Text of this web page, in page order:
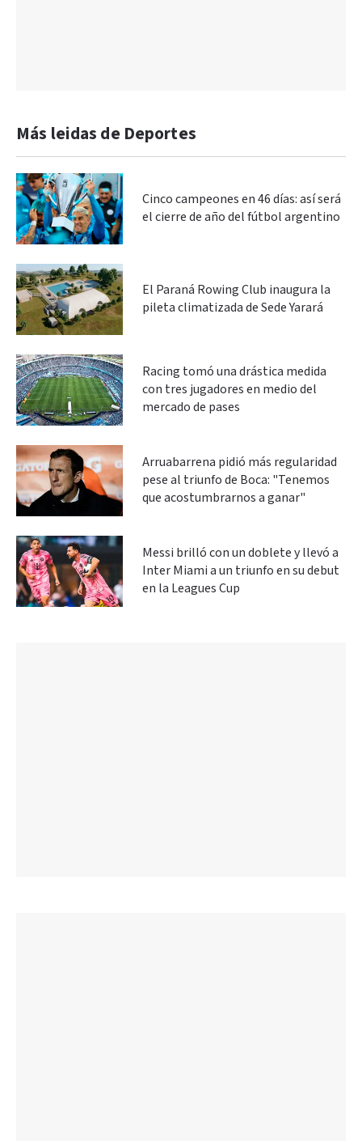
Más leidas de Deportes
Cinco campeones en 46 días: así será
el cierre de año del fútbol argentino
El Paraná Rowing Club inaugura la
pileta climatizada de Sede Yarará
Racing tomó una drástica medida
con tres jugadores en medio del
mercado de pases
Arruabarrena pidió más regularidad
pese al triunfo de Boca: "Tenemos
que acostumbrarnos a ganar"
Messi brilló con un doblete y llevó a
Inter Miami a un triunfo en su debut
en la Leagues Cup